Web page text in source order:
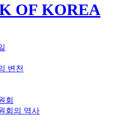
OF KOREA
변천
회
회의 역사